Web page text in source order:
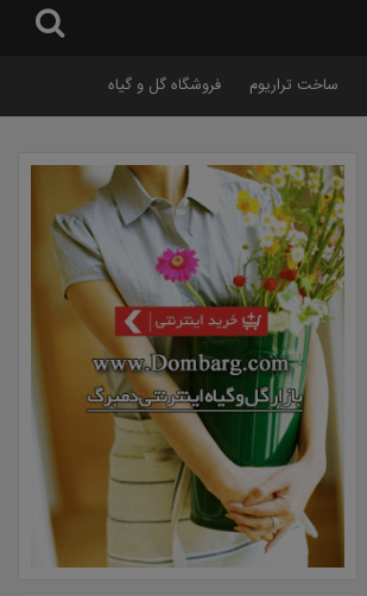
ساخت تراریوم فروشگاه گل و گیاه